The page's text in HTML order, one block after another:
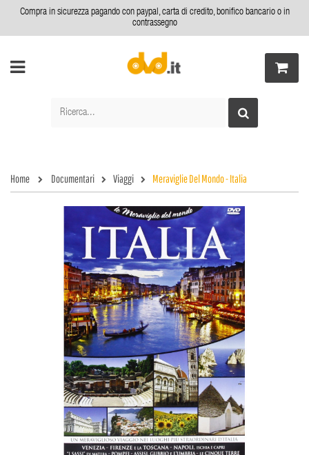
Compra in sicurezza pagando con paypal, carta di credito, bonifico bancario o in
contrassegno
Home Documentari Viaggi Meraviglie Del Mondo - Italia